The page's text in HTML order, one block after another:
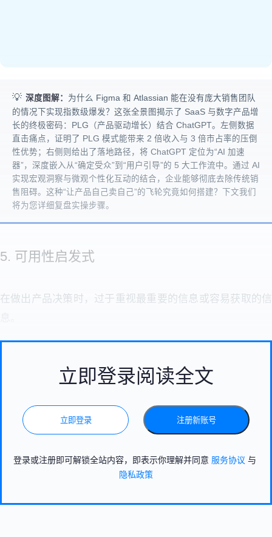
💡 深度图解： 为什么 Figma 和 Atlassian 能在没有庞大销售团队
的情况下实现指数级爆发？这张全景图揭示了 SaaS 与数字产品增
长的终极密码：PLG（产品驱动增长）结合 ChatGPT。左侧数据
直击痛点，证明了 PLG 模式能带来 2 倍收入与 3 倍市占率的压倒
性优势；右侧则给出了落地路径，将 ChatGPT 定位为“AI 加速
器”，深度嵌入从“确定受众”到“用户引导”的 5 大工作流中。通过 AI
实现宏观洞察与微观个性化互动的结合，企业能够彻底去除传统销
售阻碍。这种“让产品自己卖自己”的飞轮究竟如何搭建？下文我们
将为您详细复盘实操步骤。
5. 可用性启发式
在做出产品决策时，过于重视最重要的信息或容易获取的信
立即登录阅读全文
立即登录 注册新账号
登录或注册即可解锁全站内容，即表示你理解并同意 服务协议 与
隐私政策